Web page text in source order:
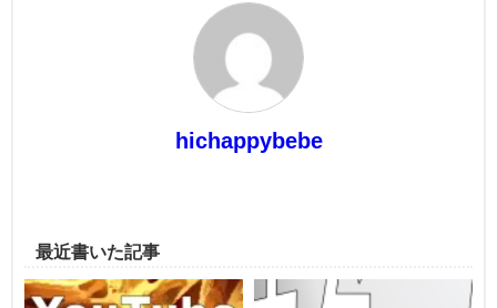
hichappybebe
最近書いた記事